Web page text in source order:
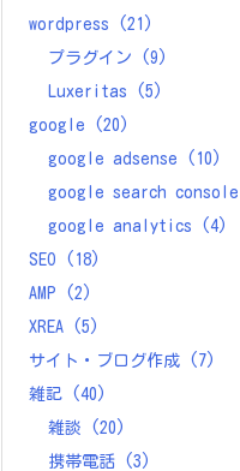
wordpress
(21)
プラグイン
(9)
Luxeritas
(5)
google
(20)
google adsense
(10)
google search console
google analytics
(4)
SEO
(18)
AMP
(2)
XREA
(5)
サイト・ブログ作成
(7)
雑記
(40)
雑談
(20)
携帯電話
(3)